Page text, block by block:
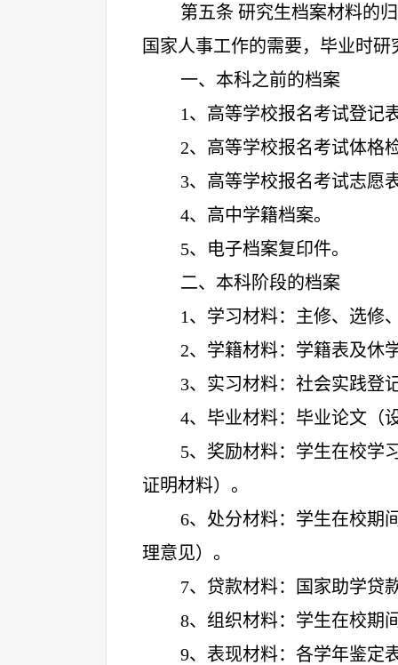
第五条 研究生档案材料的
国家人事工作的需要，毕业时
一、本科之前的档案
1、高等学校报名考试登记
2、高等学校报名考试体格
3、高等学校报名考试志愿
4、高中学籍档案。
5、电子档案复印件。
二、本科阶段的档案
1、学习材料：主修、选修
2、学籍材料：学籍表及休
3、实习材料：社会实践登
4、毕业材料：毕业论文（
5、奖励材料：学生在校学
证明材料）。
6、处分材料：学生在校期
理意见）。
7、贷款材料：国家助学贷
8、组织材料：学生在校期
9、表现材料：各学年鉴定